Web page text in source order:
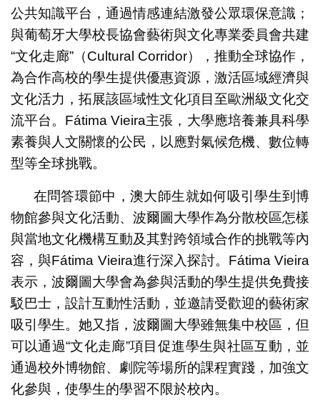
公共知識平台，通過情感連結激發公眾環保意識；
與葡萄牙大學校長協會藝術與文化專業委員會共建
“文化走廊”（Cultural Corridor），推動全球協作，
為合作高校的學生提供優惠資源，激活區域經濟與
文化活力，拓展該區域性文化項目至歐洲級文化交
流平台。Fátima Vieira主張，大學應培養兼具科學
素養與人文關懷的公民，以應對氣候危機、數位轉
型等全球挑戰。
在問答環節中，澳大師生就如何吸引學生到博
物館參與文化活動、波爾圖大學作為分散校區怎樣
與當地文化機構互動及其對跨領域合作的挑戰等內
容，與Fátima Vieira進行深入探討。Fátima Vieira
表示，波爾圖大學會為參與活動的學生提供免費接
駁巴士，設計互動性活動，並邀請受歡迎的藝術家
吸引學生。她又指，波爾圖大學雖無集中校區，但
可以通過“文化走廊”項目促進學生與社區互動，並
通過校外博物館、劇院等場所的課程實踐，加強文
化參與，使學生的學習不限於校內。